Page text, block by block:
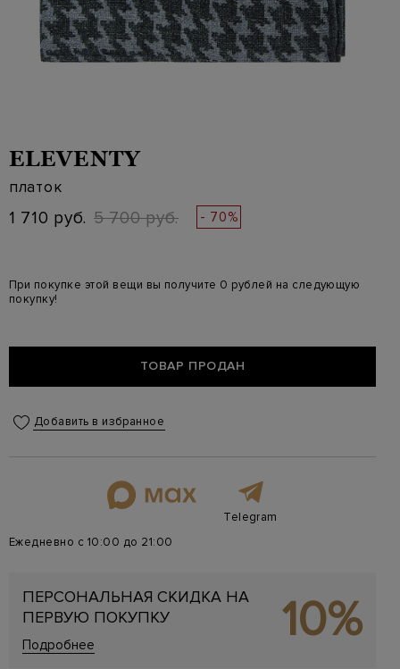
ELEVENTY
платок
1 710 руб. 5 700 руб. - 70%
При покупке этой вещи вы получите 0 рублей на следующую
покупку!
ТОВАР ПРОДАН
Добавить в избранное
Telegram
Ежедневно с 10:00 до 21:00
ПЕРСОНАЛЬНАЯ СКИДКА НА
ПЕРВУЮ ПОКУПКУ
Подробнее 10%